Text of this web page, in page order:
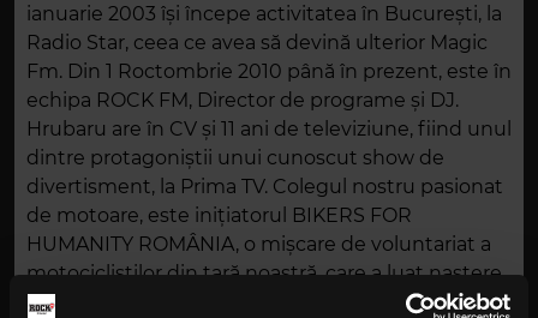
ianuarie 2003 își începe activitatea în București, la
Radio Star, ceea ce avea să devină ulterior Magic
Fm. Din 1 Roctombrie 2010 până în prezent, este în
echipa ROCK FM, Director de programe și DJ.
Hrubaru are în CV și 11 ani de televiziune, fiind unul
dintre protagoniștii unui cunoscut show de
divertisment, la Prima TV. Colegul nostru pasionat
de motoare, este inițiatorul BIKERS FOR
HUMANITY ROMÂNIA, o mișcare de voluntariat a
motocicliștilor din țară noastră, care a luat naștere
în 2016 (bikersforhumanity.ro). Pe Hrubaru îl puteți